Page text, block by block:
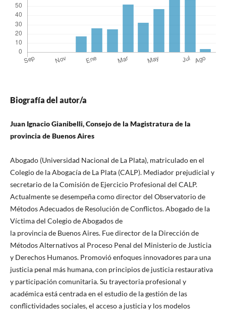
Biografía del autor/a
Juan Ignacio Gianibelli, Consejo de la Magistratura de la
provincia de Buenos Aires
Abogado (Universidad Nacional de La Plata), matriculado en el
Colegio de la Abogacía de La Plata (CALP). Mediador prejudicial y
secretario de la Comisión de Ejercicio Profesional del CALP.
Actualmente se desempeña como director del Observatorio de
Métodos Adecuados de Resolución de Conflictos. Abogado de la
Víctima del Colegio de Abogados de
la provincia de Buenos Aires. Fue director de la Dirección de
Métodos Alternativos al Proceso Penal del Ministerio de Justicia
y Derechos Humanos. Promovió enfoques innovadores para una
justicia penal más humana, con principios de justicia restaurativa
y participación comunitaria. Su trayectoria profesional y
académica está centrada en el estudio de la gestión de las
conflictividades sociales, el acceso a justicia y los modelos